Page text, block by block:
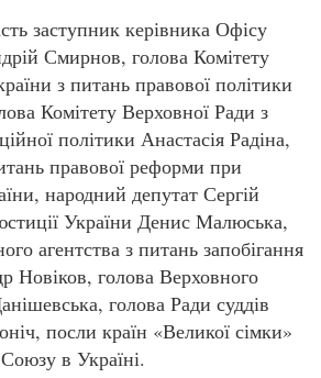
заступник керівника Офісу
Смирнов, голова Комітету
з питань правової політики
Комітету Верховної Ради з
політики Анастасія Радіна,
правової реформи при
народний депутат Сергій
України Денис Малюська,
агентства з питань запобігання
Новіков, голова Верховного
голова Ради суддів
посли країн «Великої сімки»
в Україні.